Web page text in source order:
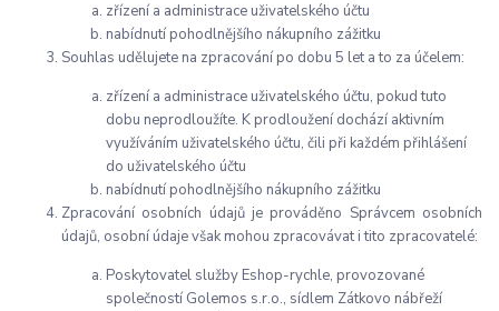
zřízení a administrace uživatelského účtu
nabídnutí pohodlnějšího nákupního zážitku
Souhlas udělujete na zpracovánípo dobu 5 let a to za účelem:
zřízení a administrace uživatelského účtu, pokud tuto
dobu neprodloužíte. K prodloužení dochází aktivním
využíváním uživatelského účtu, čili při každém přihlášení
do uživatelského účtu
nabídnutí pohodlnějšího nákupního zážitku
Zpracování osobních údajů je prováděno Správcem osobních
údajů, osobní údaje však mohou zpracovávat i tito zpracovatelé:
Poskytovatel služby Eshop-rychle, provozované
společností Golemos s.r.o., sídlem Zátkovo nábřeží